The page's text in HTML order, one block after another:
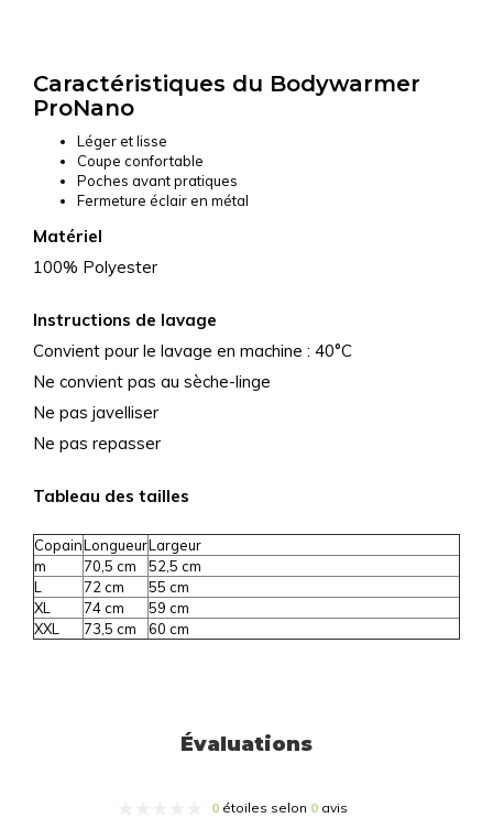
Caractéristiques du Bodywarmer
ProNano
Léger et lisse
Coupe confortable
Poches avant pratiques
Fermeture éclair en métal
Matériel
100% Polyester
Instructions de lavage
Convient pour le lavage en machine : 40°C
Ne convient pas au sèche-linge
Ne pas javelliser
Ne pas repasser
Tableau des tailles
CopainLongueurLargeur
m
70,5 cm
52,5 cm
L
72 cm
55 cm
XL
74 cm
59 cm
XXL
73,5 cm 60 cm
Évaluations
0 étoiles selon 0 avis